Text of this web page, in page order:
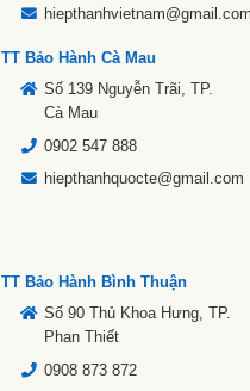
TT Bảo Hành Cà Mau
Số 139 Nguyễn Trãi, TP.
Cà Mau
0902 547 888
hiepthanhquocte@gmail.com
TT Bảo Hành Bình Thuận
Số 90 Thủ Khoa Hưng, TP.
Phan Thiết
0908 873 872